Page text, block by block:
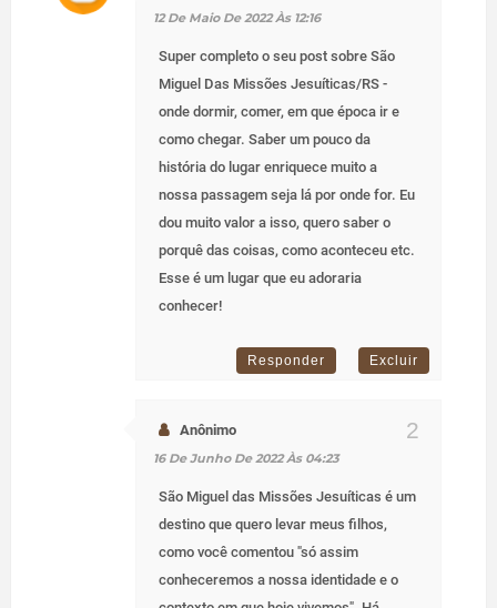
12 De Maio De 2022 Às 12:16
Super completo o seu post sobre São
Miguel Das Missões Jesuíticas/RS -
onde dormir, comer, em que época ir e
como chegar. Saber um pouco da
história do lugar enriquece muito a
nossa passagem seja lá por onde for. Eu
dou muito valor a isso, quero saber o
porquê das coisas, como aconteceu etc.
Esse é um lugar que eu adoraria
conhecer!
Responder Excluir
Anônimo
16 De Junho De 2022 Às 04:23
São Miguel das Missões Jesuíticas é um
destino que quero levar meus filhos,
como você comentou "só assim
conheceremos a nossa identidade e o